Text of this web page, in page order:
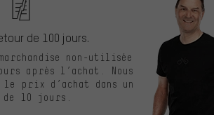
de 100 jours.
non-utilisée
après l’achat. Nous
le prix d’achat dans un
10 jours.